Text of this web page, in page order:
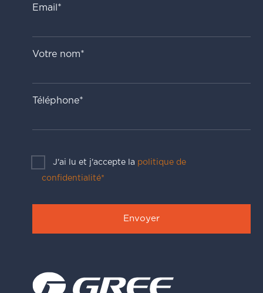
Email*
Votre nom*
Téléphone*
J'ai lu et j'accepte la politique de
confidentialité*